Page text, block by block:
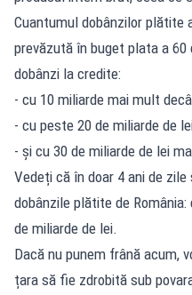
Cuantumul dobânzilor plătite
prevăzută în buget plata a 60
dobânzi la credite:
- cu 10 miliarde mai mult
- cu peste 20 de miliarde de
- și cu 30 de miliarde de lei
Vedeți că în doar 4 ani de
dobânzile plătite de
de miliarde de lei.
Dacă nu punem frână acum,
țara să fie zdrobită sub